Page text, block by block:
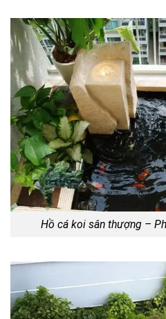
Hồ cá koi sân thượng –